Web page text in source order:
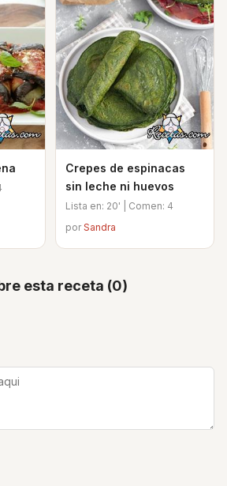
Crepes de espinacas
sin leche ni huevos
Lista en: 20' | Comen: 4
porSandra
esta receta (0)